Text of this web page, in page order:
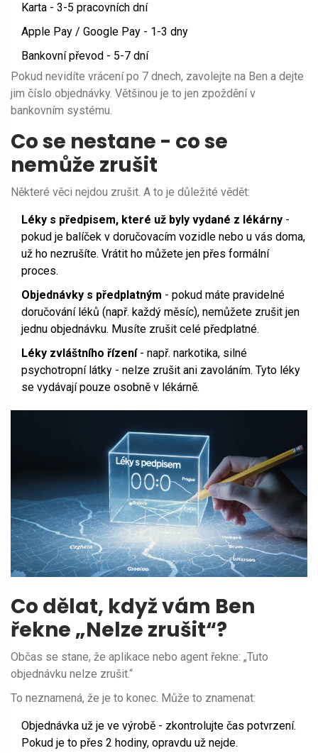
Karta - 3-5 pracovních dní
Apple Pay / Google Pay - 1-3 dny
Bankovní převod - 5-7 dní
Pokud nevidíte vrácení po 7 dnech, zavolejte na Ben a dejte
jim číslo objednávky. Většinou je to jen zpoždění v
bankovním systému.
Co se nestane - co se
nemůže zrušit
Některé věci nejdou zrušit. A to je důležité vědět:
Léky s předpisem, které už byly vydané z lékárny -
pokud je balíček v doručovacím vozidle nebo u vás doma,
už ho nezrušíte. Vrátit ho můžete jen přes formální
proces.
Objednávky s předplatným - pokud máte pravidelné
doručování léků (např. každý měsíc), nemůžete zrušit jen
jednu objednávku. Musíte zrušit celé předplatné.
Léky zvláštního řízení- např. narkotika, silné
psychotropní látky - nelze zrušit ani zavoláním. Tyto léky
se vydávají pouze osobně v lékárně.
Co dělat, když vám Ben
řekne „Nelze zrušit“?
Občas se stane, že aplikace nebo agent řekne: „Tuto
objednávku nelze zrušit.“
To neznamená, že je to konec. Může to znamenat:
Objednávka už je ve výrobě - zkontrolujte čas potvrzení.
Pokud je to přes 2 hodiny, opravdu už nejde.